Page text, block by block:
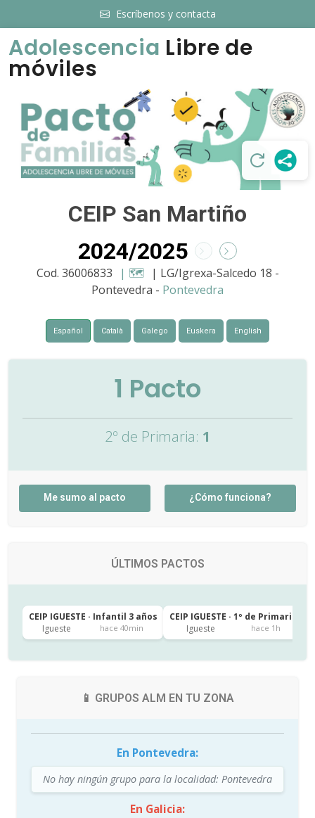
Escríbenos y contacta
Adolescencia Libre de
móviles
CEIP San Martiño
2024/2025
Cod. 36006833 | 🗺️ | LG/Igrexa-Salcedo 18 -
Pontevedra - Pontevedra
Español Català Galego Euskera English
1 Pacto
2º de Primaria: 1
Me sumo al pacto ¿Cómo funciona?
ÚLTIMOS PACTOS
CEIP IGUESTE · Infantil 3 años
Igueste
hace 40min
CEIP IGUESTE · 1º de Primaria
Igueste
hace 1h
📱 GRUPOS ALM EN TU ZONA
En Pontevedra:
No hay ningún grupo para la localidad: Pontevedra
En Galicia: